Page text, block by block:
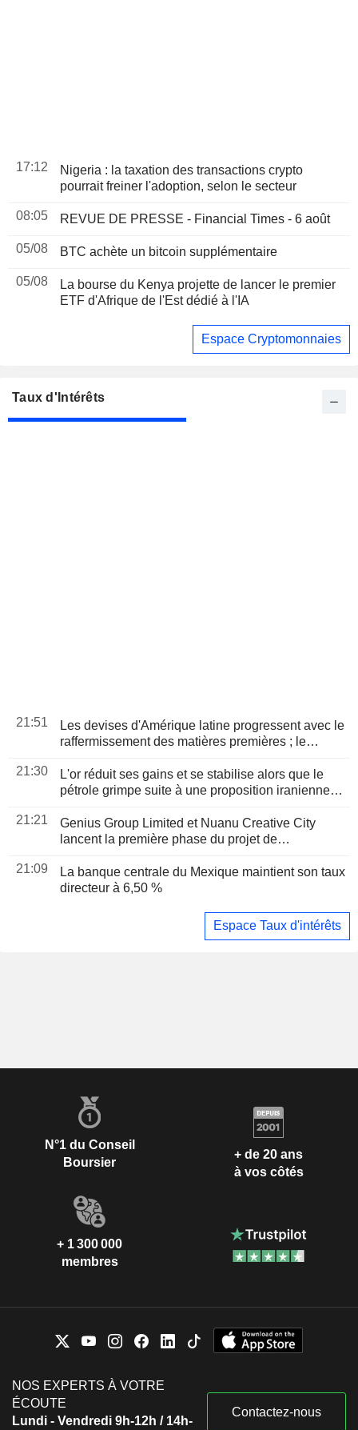
17:12
Nigeria : la taxation des transactions crypto
pourrait freiner l'adoption, selon le secteur
08:05 REVUE DE PRESSE - Financial Times - 6 août
05/08 BTC achète un bitcoin supplémentaire
05/08
La bourse du Kenya projette de lancer le premier
ETF d'Afrique de l'Est dédié à l'IA
Espace Cryptomonnaies
Taux d'Intérêts
21:51
Les devises d'Amérique latine progressent avec le
raffermissement des matières premières ; le
21:30
L'or réduit ses gains et se stabilise alors que le
pétrole grimpe suite à une proposition iranienne
d'Ormuz
21:21
Genius Group Limited et Nuanu Creative City
lancent la première phase du projet de
14 millions de dollars
21:09
La banque centrale du Mexique maintient son taux
directeur à 6,50 %
Espace Taux d'intérêts
N°1 du Conseil
Boursier
+ de 20 ans
à vos côtés
+ 1 300 000
membres
NOS EXPERTS À VOTRE
ÉCOUTE
Lundi - Vendredi 9h-12h / 14h-
Contactez-nous